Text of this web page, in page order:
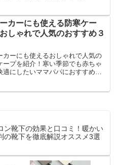
の活用、デザートまで作れる万能
きです！ぜひ参考にしてくださ
カーにも使える防寒ケー
しゃれで人気のおすすめ３
カーにも使えるおしゃれで人気の
ープを紹介！寒い季節でも赤ちゃ
適にしたいママパパにおすすめで
ン靴下の効果と口コミ！暖かい
の靴下を徹底解説オススメ3選